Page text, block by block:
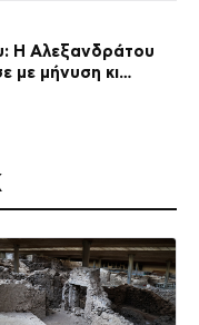
Η Αλεξανδράτου
με μήνυση κι